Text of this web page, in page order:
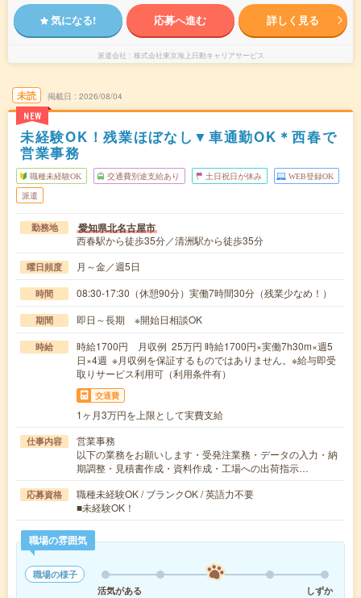
気になる! 応募へ進む 詳しく見る
派遣会社 株式会社東京海上日動キャリアサービス
未読
NEW
掲載日 2026/08/04
未経験OK！残業ほぼなし▼車通勤OK＊西春で
営業事務
職種未経験OK 交通費別途支給あり 土日祝日が休み WEB登録OK
派遣
勤務地 愛知県北名古屋市
西春駅から徒歩35分／清洲駅から徒歩35分
曜日頻度 月～金／週5日
時間 08:30-17:30（休憩90分）実働7時間30分（残業少なめ！）
期間 即日～長期 ※開始日相談OK
時給
時給1700円 月収例 25万円 時給1700円×実働7h30m×週5
日×4週 ※月収例を保証するものではありません。※給与即受
取りサービス利用可（利用条件有）
交通費
1ヶ月3万円を上限として実費支給
仕事内容
営業事務
以下の業務をお願いします・受発注業務・データの入力・納
期調整・見積書作成・資料作成・工場への出荷指示…
応募資格
職種未経験OK / ブランクOK / 英語力不要
■未経験OK！
職場の雰囲気
職場の様子
活気がある
しずか